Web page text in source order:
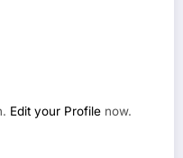
Edit your Profile now.